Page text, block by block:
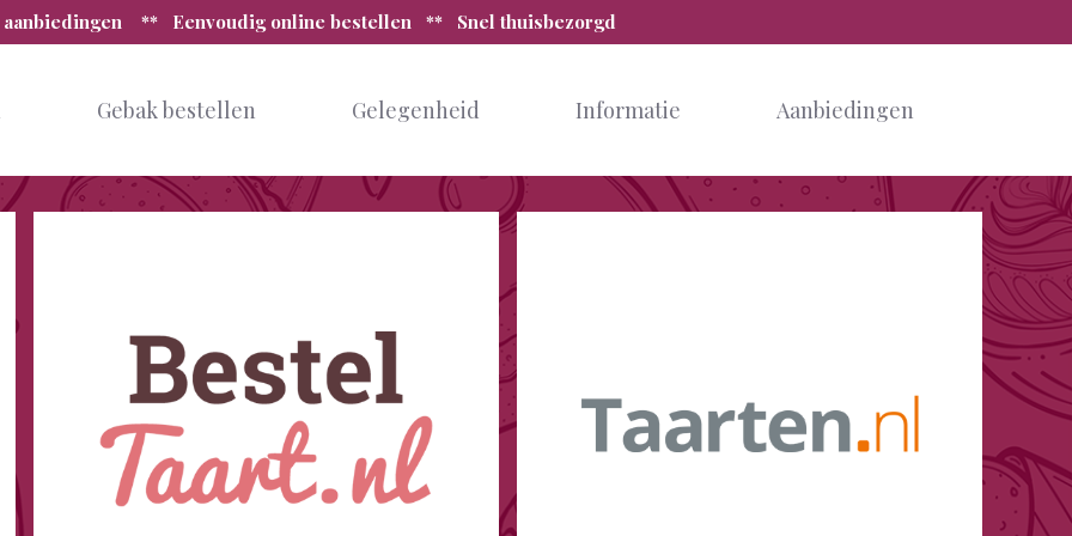
aanbiedingen ** Eenvoudig online bestellen ** Snel thuisbezorgd
Gebak bestellen Gelegenheid Informatie Aanbiedingen